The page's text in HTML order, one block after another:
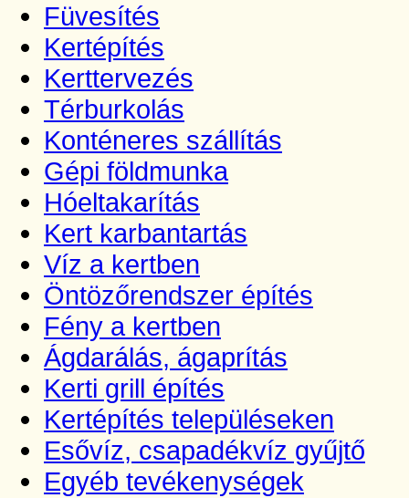
Füvesítés
Kertépítés
Kerttervezés
Térburkolás
Konténeres szállítás
Gépi földmunka
Hóeltakarítás
Kert karbantartás
Víz a kertben
Öntözőrendszer építés
Fény a kertben
Ágdarálás, ágaprítás
Kerti grill építés
Kertépítés településeken
Esővíz, csapadékvíz gyűjtő
Egyéb tevékenységek